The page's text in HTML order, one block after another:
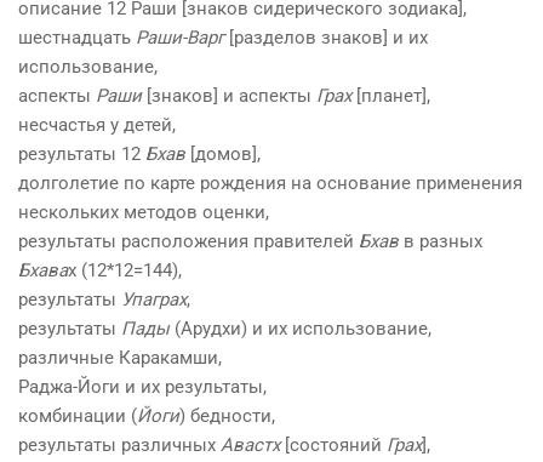
описание 12 Раши [знаков сидерического зодиака],
шестнадцать Раши-Варг[разделов знаков] и их
использование,
аспекты Раши[знаков] и аспекты Грах[планет],
несчастья у детей,
результаты 12 Бхав [домов],
долголетие по карте рождения на основание применения
нескольких методов оценки,
результаты расположения правителей Бхав в разных
Бхавах (12*12=144),
результаты Упаграх,
результаты Пады(Арудхи) и их использование,
различные Каракамши,
Раджа-Йоги и их результаты,
комбинации (Йоги) бедности,
результаты различных Авастх[состояний Грах],